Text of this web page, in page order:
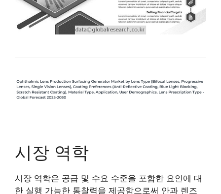
시장 역학
시장 역학은 공급 및 수요 수준을 포함한 요인에 대
한 실행 가능한 통찰력을 제공함으로써 안과 렌즈